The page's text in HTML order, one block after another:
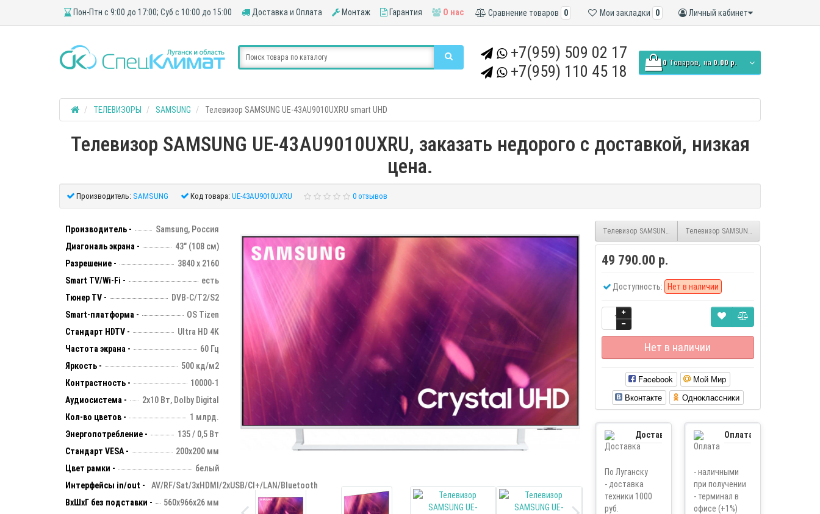
Пон-Птн с 9:00 до 17:00; Суб с 10:00 до 15:00 Доставка и Оплата Монтаж Гарантия О нас Личный кабинет
Мои закладки 0
Сравнение товаров 0
+7(959) 509 02 17
+7(959) 110 45 18
0 Tоваров, на 0.00 р.
ТЕЛЕВИЗОРЫ SAMSUNG Телевизор SAMSUNG UE-43AU9010UXRU smart UHD
Телевизор SAMSUNG UE-43AU9010UXRU, заказать недорого с доставкой, низкая
цена.
Производитель: SAMSUNG Код товара: UE-43AU9010UXRU 0 отзывов
Производитель -
Samsung, Россия
Диагональ экрана -
43" (108 см)
Разрешение -
3840 х 2160
Smart TV/Wi-Fi -
есть
Тюнер TV -
DVB-C/T2/S2
Smart-платформа -
OS Tizen
Стандарт HDTV -
Ultra HD 4K
Частота экрана -
60 Гц
Яркость -
500 кд/м2
Контрастность -
10000-1
Аудиосистема -
2х10 Вт, Dolby Digital
Кол-во цветов -
1 млрд.
Энергопотребление -
135 / 0,5 Вт
Стандарт VESA -
200х200 мм
Цвет рамки -
белый
Интерфейсы in/out -
AV/RF/Sat/3xHDMI/2xUSB/CI+/LAN/Bluetooth
ВхШхГ без подставки -
560х966х26 мм
Телевизор SAMSUNG UE-55AU7002UXRU smart UHD безрамочный
Телевизор SAMSUNG UE-50AU9070UXRU
49 790.00 р.
Доступность: Нет в наличии
Нет в наличии
Facebook
Мой Мир
Вконтакте
Одноклассники
Доставка
По Луганску
- доставка
техники 1000
руб.
Оплата
- наличными
при получении
- терминал в
офисе (+1%)